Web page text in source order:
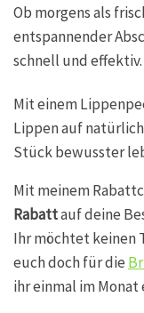
Ob morgens als
entspannender
schnell und effektiv.
Mit einem
Lippen auf
Stück bewusster
Mit meinem
Rabattauf deine
Ihr möchtet keinen
euch doch für die
ihr einmal im